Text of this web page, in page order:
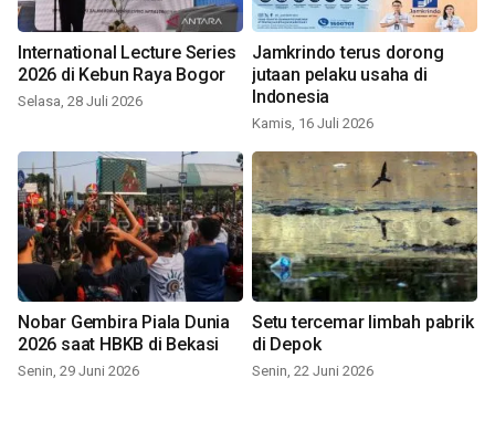
International Lecture Series
2026 di Kebun Raya Bogor
Selasa, 28 Juli 2026
Jamkrindo terus dorong
jutaan pelaku usaha di
Indonesia
Kamis, 16 Juli 2026
Nobar Gembira Piala Dunia
2026 saat HBKB di Bekasi
Senin, 29 Juni 2026
Setu tercemar limbah pabrik
di Depok
Senin, 22 Juni 2026